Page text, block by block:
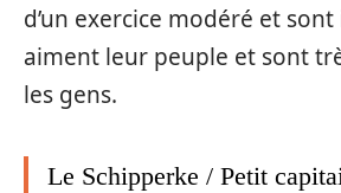
d’un exercice modéré et
aiment leur peuple et sont
les gens.
Le Schipperke / Petit